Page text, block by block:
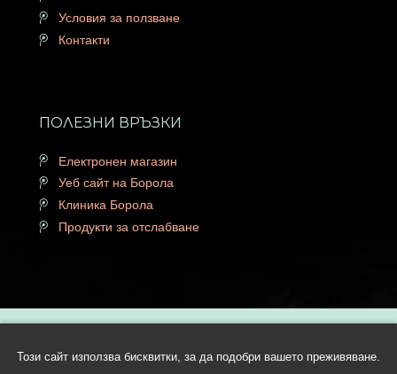
Условия за ползване
Контакти
ПОЛЕЗНИ ВРЪЗКИ
Електронен магазин
Уеб сайт на Борола
Клиника Борола
Продукти за отслабване
Copyright © 2026 Lactobor.com | Всички права запазени | Уеб
Този сайт използва бисквитки, за да подобри вашето преживяване.